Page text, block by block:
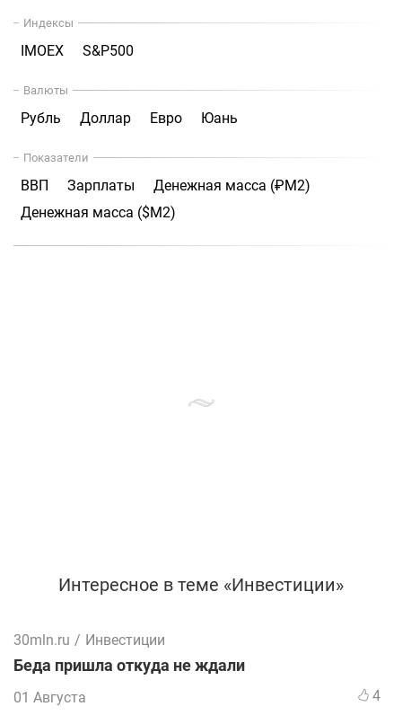
Индексы
IMOEX S&P500
Валюты
Рубль Доллар Евро Юань
Показатели
ВВП Зарплаты
Денежная масса (₽М2)
Денежная масса ($М2)
Интересное в теме «Инвестиции»
30mln.ru / Инвестиции
Беда пришла откуда не ждали
01 Августа 4